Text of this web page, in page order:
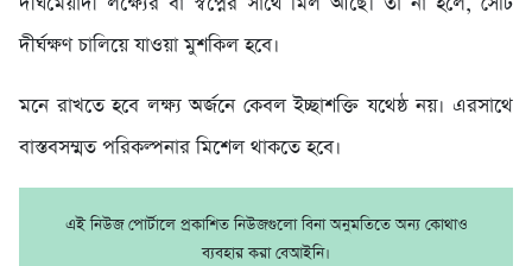
দীর্ঘক্ষণ চালিয়ে যাওয়া মুশকিল হবে।
মনে রাখতে হবে লক্ষ্য অর্জনে কেবল ইচ্ছাশক্তি যথেষ্ঠ নয়। এরসাথে
বাস্তবসম্মত পরিকল্পনার মিশেল থাকতে হবে।
এই নিউজ পোর্টালে প্রকাশিত নিউজগুলো বিনা অনুমতিতে অন্য কোথাও
ব্যবহার করা বেআইনি।